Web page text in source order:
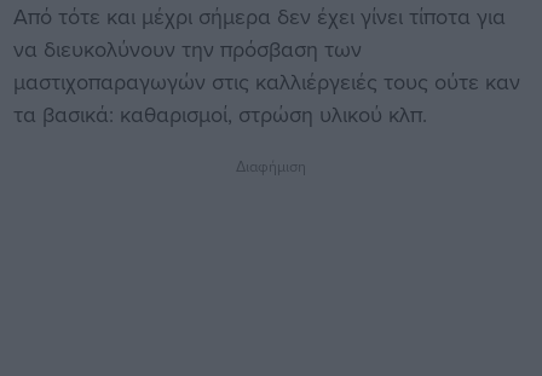
Από τότε και μέχρι σήμερα δεν έχει γίνει τίποτα για
να διευκολύνουν την πρόσβαση των
μαστιχοπαραγωγών στις καλλιέργειές τους ούτε καν
τα βασικά: καθαρισμοί, στρώση υλικού κλπ.
Διαφήμιση